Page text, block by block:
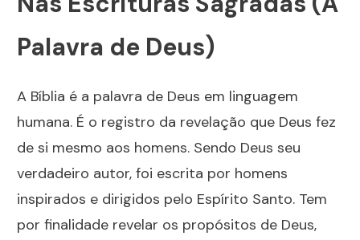
Palavra de Deus)
A Bíblia é a palavra de Deus em linguagem
humana. É o registro da revelação que Deus fez
de si mesmo aos homens. Sendo Deus seu
verdadeiro autor, foi escrita por homens
inspirados e dirigidos pelo Espírito Santo. Tem
por finalidade revelar os propósitos de Deus,